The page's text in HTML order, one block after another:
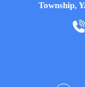
Township,